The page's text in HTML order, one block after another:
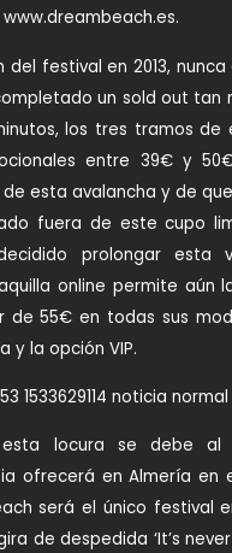
del festival en 2013, nunca
un sold out tan
los tres tramos de
entre 39€ y
esta avalancha y de
fuera de este cupo
prolongar esta
online permite aún
de 55€ en todas sus
y la opción VIP.
locura se debe al
ofrecerá en Almería en
será el único festival
de despedida ‘It’s